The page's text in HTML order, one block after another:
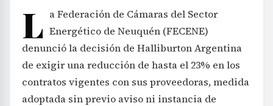
L a Federación de Cámaras del Sector
Energético de Neuquén (FECENE)
denunció la decisión de Halliburton Argentina
de exigir una reducción de hasta el 23% en los
contratos vigentes con sus proveedoras, medida
adoptada sin previo aviso ni instancia de